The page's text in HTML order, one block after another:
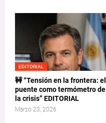
EDITORIAL
🚧 “Tensión en la frontera: el
puente como termómetro de
la crisis” EDITORIAL
Marzo 23, 2026